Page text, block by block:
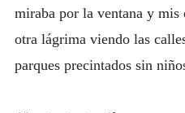
miraba por la ventana y mis
otra lágrima viendo las
parques precintados sin